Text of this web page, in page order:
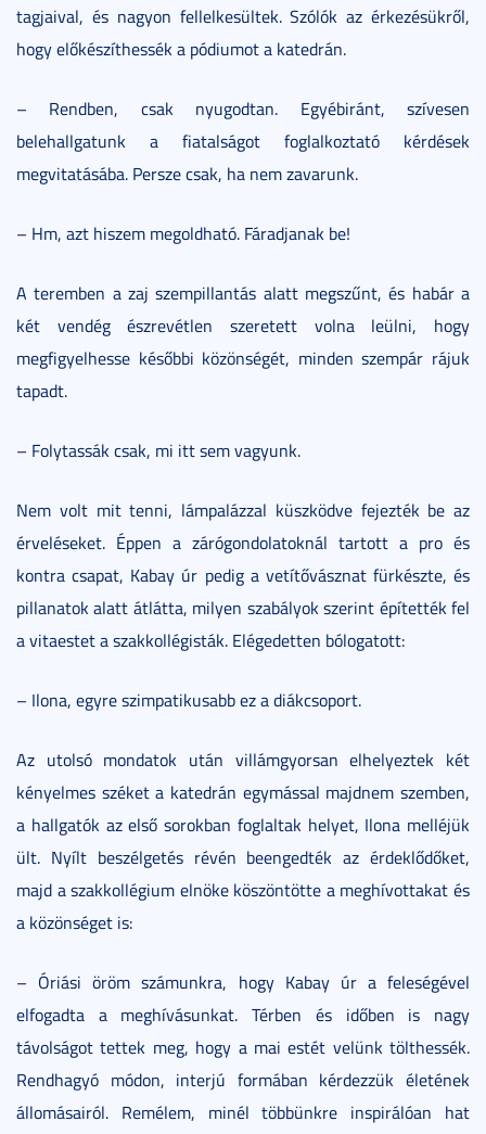
tagjaival, és nagyon fellelkesültek. Szólók az érkezésükről,
hogy előkészíthessék a pódiumot a katedrán.
– Rendben, csak nyugodtan. Egyébiránt, szívesen
belehallgatunk a fiatalságot foglalkoztató kérdések
megvitatásába. Persze csak, ha nem zavarunk.
– Hm, azt hiszem megoldható. Fáradjanak be!
A teremben a zaj szempillantás alatt megszűnt, és habár a
két vendég észrevétlen szeretett volna leülni, hogy
megfigyelhesse későbbi közönségét, minden szempár rájuk
tapadt.
– Folytassák csak, mi itt sem vagyunk.
Nem volt mit tenni, lámpalázzal küszködve fejezték be az
érveléseket. Éppen a zárógondolatoknál tartott a pro és
kontra csapat, Kabay úr pedig a vetítővásznat fürkészte, és
pillanatok alatt átlátta, milyen szabályok szerint építették fel
a vitaestet a szakkollégisták. Elégedetten bólogatott:
– Ilona, egyre szimpatikusabb ez a diákcsoport.
Az utolsó mondatok után villámgyorsan elhelyeztek két
kényelmes széket a katedrán egymással majdnem szemben,
a hallgatók az első sorokban foglaltak helyet, Ilona melléjük
ült. Nyílt beszélgetés révén beengedték az érdeklődőket,
majd a szakkollégium elnöke köszöntötte a meghívottakat és
a közönséget is:
– Óriási öröm számunkra, hogy Kabay úr a feleségével
elfogadta a meghívásunkat. Térben és időben is nagy
távolságot tettek meg, hogy a mai estét velünk tölthessék.
Rendhagyó módon, interjú formában kérdezzük életének
állomásairól. Remélem, minél többünkre inspirálóan hat